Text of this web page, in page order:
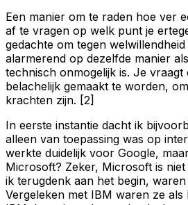
Een manier om te raden hoe ver
af te vragen op welk punt je
gedachte om tegen
alarmerend op dezelfde manier
technisch onmogelijk is. Je
belachelijk gemaakt te worden,
krachten zijn. [2]
In eerste instantie dacht ik
alleen van toepassing was op
werkte duidelijk voor Google,
Microsoft? Zeker, Microsoft is
ik terugdenk aan het begin,
Vergeleken met IBM waren ze als